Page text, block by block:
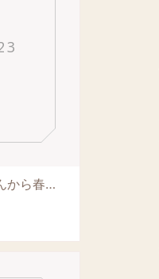
ビーズ作家のlaulea.03さんから春色の可愛いアクセサリーが届きました少し前にお客さ...